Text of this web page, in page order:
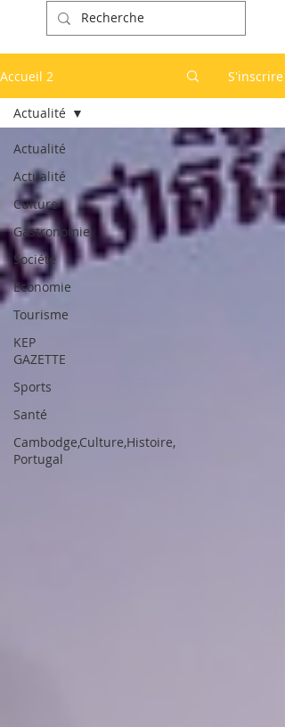
Accueil 2 S'inscrire
Actualité
Actualité
Culture
Gastronomie
Société
Economie
Tourisme
KEP
GAZETTE
Sports
Santé
Cambodge,Culture,Histoire,
Portugal
Actualité